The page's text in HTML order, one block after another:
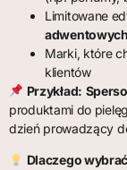
Limitowane
adwentowych
Marki, które
klientów
Przykład:
produktami do
dzień prowadzący
Dlaczego